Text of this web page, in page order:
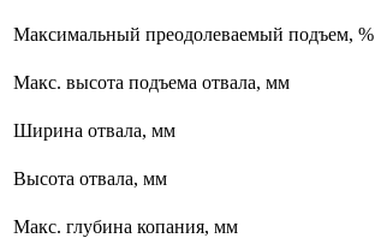
Максимальный преодолеваемый подъем, %
Макс. высота подъема отвала, мм
Ширина отвала, мм
Высота отвала, мм
Макс. глубина копания, мм